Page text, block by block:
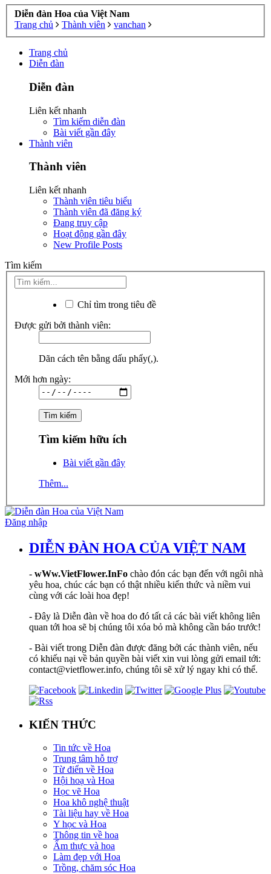
Diễn đàn Hoa của Việt Nam
Trang chủ
Thành viên vanchan
Trang chủ
Diễn đàn
Diễn đàn
Liên kết nhanh
Tìm kiếm diễn đàn
Bài viết gần đây
Thành viên
Thành viên
Liên kết nhanh
Thành viên tiêu biểu
Thành viên đã đăng ký
Đang truy cập
Hoạt động gần đây
New Profile Posts
Tìm kiếm
Chỉ tìm trong tiêu đề
Được gửi bởi thành viên:
Dãn cách tên bằng dấu phẩy(,).
Mới hơn ngày:
Tìm kiếm hữu ích
Bài viết gần đây
Thêm...
Đăng nhập
DIỄN ĐÀN HOA CỦA VIỆT NAM
- wWw.VietFlower.InFo chào đón các bạn đến với ngôi nhà
yêu hoa, chúc các bạn có thật nhiều kiến thức và niềm vui
cùng với các loài hoa đẹp!
- Đây là Diễn đàn về hoa do đó tất cả các bài viết không liên
quan tới hoa sẽ bị chúng tôi xóa bỏ mà không cần báo trước!
- Bài viết trong Diễn đàn được đăng bởi các thành viên, nếu
có khiếu nại về bản quyền bài viết xin vui lòng gửi email tới:
contact@vietflower.info, chúng tôi sẽ xử lý ngay khi có thể.
KIẾN THỨC
Tin tức về Hoa
Trung tâm hỗ trợ
Từ điển về Hoa
Hội hoạ và Hoa
Học vẽ Hoa
Hoa khô nghệ thuật
Tài liệu hay về Hoa
Y học và Hoa
Thông tin về hoa
Ẩm thực và hoa
Làm đẹp với Hoa
Trồng, chăm sóc Hoa